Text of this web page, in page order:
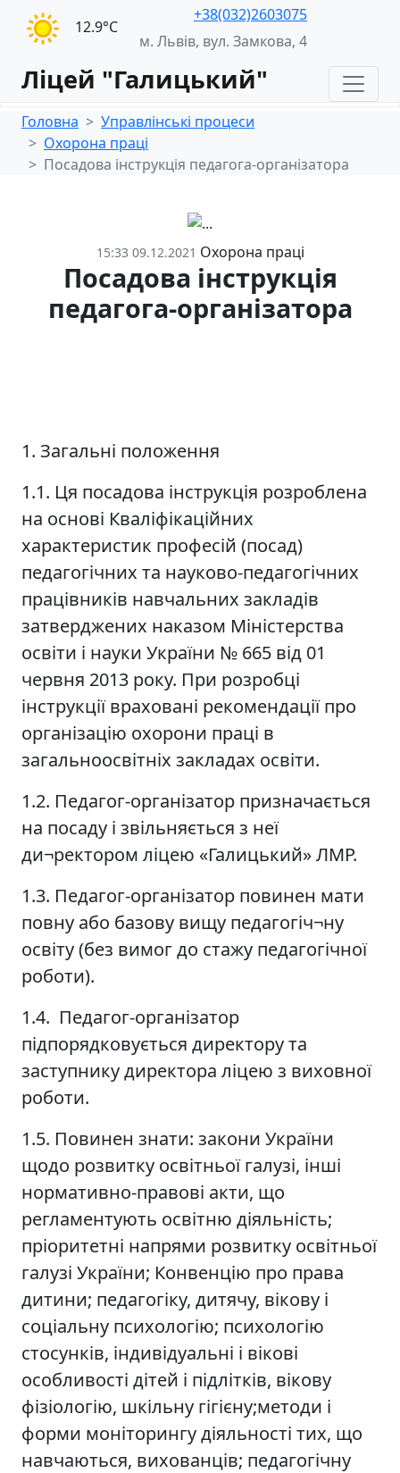
12.9°С
+38(032)2603075
м. Львів, вул. Замкова, 4
Ліцей "Галицький"
Головна
Управлінські процеси
Охорона праці
Посадова інструкція педагога-організатора
15:33 09.12.2021 Охорона праці
Посадова інструкція
педагога-організатора
1. Загальні положення
1.1. Ця посадова інструкція розроблена
на основі Кваліфікаційних
характеристик професій (посад)
педагогічних та науково-педагогічних
працівників навчальних закладів
затверджених наказом Міністерства
освіти і науки України № 665 від 01
червня 2013 року. При розробці
інструкції враховані рекомендації про
організацію охорони праці в
загальноосвітніх закладах освіти.
1.2. Педагог-організатор призначається
на посаду і звільняється з неї
ди¬ректором ліцею «Галицький» ЛМР.
1.3. Педагог-організатор повинен мати
повну або базову вищу педагогіч¬ну
освіту (без вимог до стажу педагогічної
роботи).
1.4. Педагог-організатор
підпорядковується директору та
заступнику директора ліцею з виховної
роботи.
1.5. Повинен знати: закони України
щодо розвитку освітньої галузі, інші
нормативно-правові акти, що
регламентують освітню діяльність;
пріоритетні напрями розвитку освітньої
галузі України; Конвенцію про права
дитини; педагогіку, дитячу, вікову і
соціальну психологію; психологію
стосунків, індивідуальні і вікові
особливості дітей і підлітків, вікову
фізіологію, шкільну гігієну;методи і
форми моніторингу діяльності тих, що
навчаються, вихованців; педагогічну